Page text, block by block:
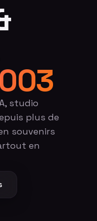
studio
plus de
souvenirs
en